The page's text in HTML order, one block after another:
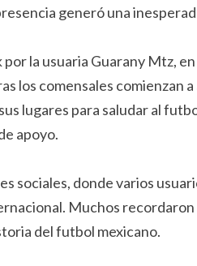
generó una
la usuaria Guarany Mtz, en
los comensales comienzan
lugares para saludar al
apoyo.
sociales, donde varios
Muchos
del futbol mexicano.